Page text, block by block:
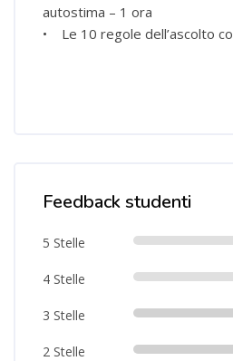
autostima – 1 ora
• Le 10 regole dell’ascolto
Feedback studenti
5 Stelle
4 Stelle
3 Stelle
2 Stelle